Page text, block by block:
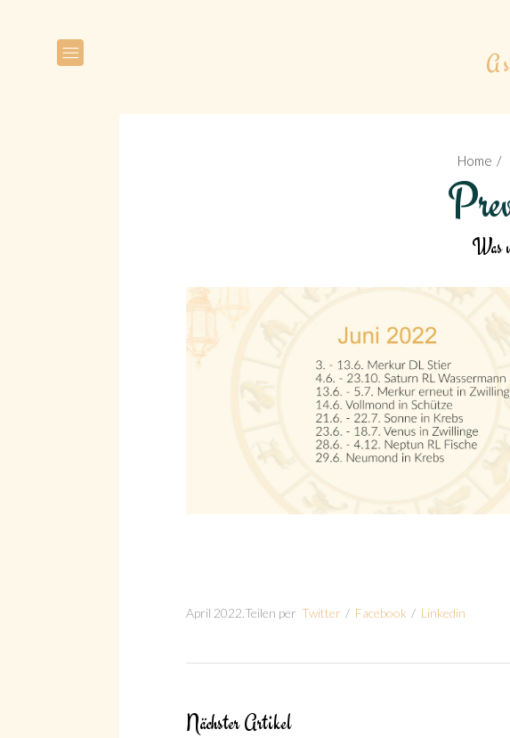
Home
Was
April 2022 .Teilen per Twitter / Facebook / Linkedin
Nächster Artikel